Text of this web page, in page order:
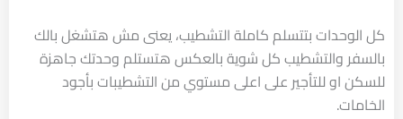
كل الوحدات بتتسلم كاملة التشطيب، يعنى مش هتشغل بالك
بالسفر والتشطيب كل شوية بالعكس هتستلم وحدتك جاهزة
للسكن او للتأجير على اعلى مستوي من التشطيبات بأجود
الخامات.